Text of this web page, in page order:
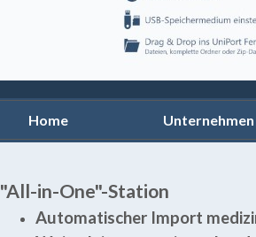
Home Unternehmen
"All-in-One"-Station
Automatischer Import